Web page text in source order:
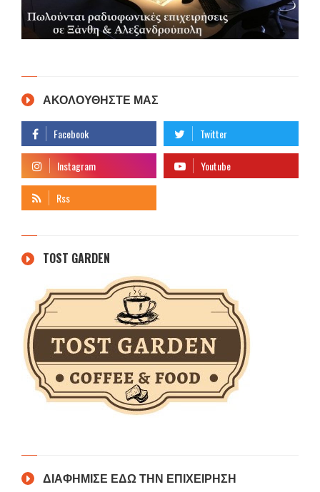
ΑΚΟΛΟΥΘΗΣΤΕ ΜΑΣ
TOST GARDEN
ΔΙΑΦΗΜΙΣΕ ΕΔΩ ΤΗΝ ΕΠΙΧΕΙΡΗΣΗ